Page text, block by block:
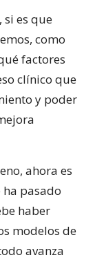
es que
como
factores
clínico que
y poder
ahora es
pasado
haber
modelos de
avanza